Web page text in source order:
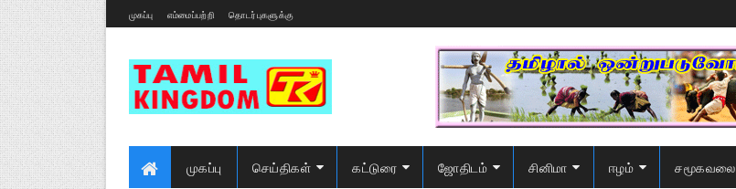
முகப்பு எம்மைப்பற்றி தொடர்புகளுக்கு
முகப்பு செய்திகள் கட்டுரை ஜோதிடம் சினிமா ஈழம் சமூகவலை